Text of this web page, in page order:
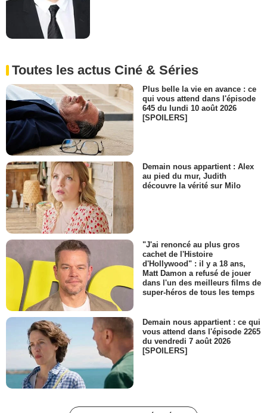
Toutes les actus Ciné & Séries
Plus belle la vie en avance : ce
qui vous attend dans l'épisode
645 du lundi 10 août 2026
[SPOILERS]
Demain nous appartient : Alex
au pied du mur, Judith
découvre la vérité sur Milo
"J'ai renoncé au plus gros
cachet de l'Histoire
d'Hollywood" : il y a 18 ans,
Matt Damon a refusé de jouer
dans l'un des meilleurs films de
super-héros de tous les temps
Demain nous appartient : ce qui
vous attend dans l'épisode 2265
du vendredi 7 août 2026
[SPOILERS]